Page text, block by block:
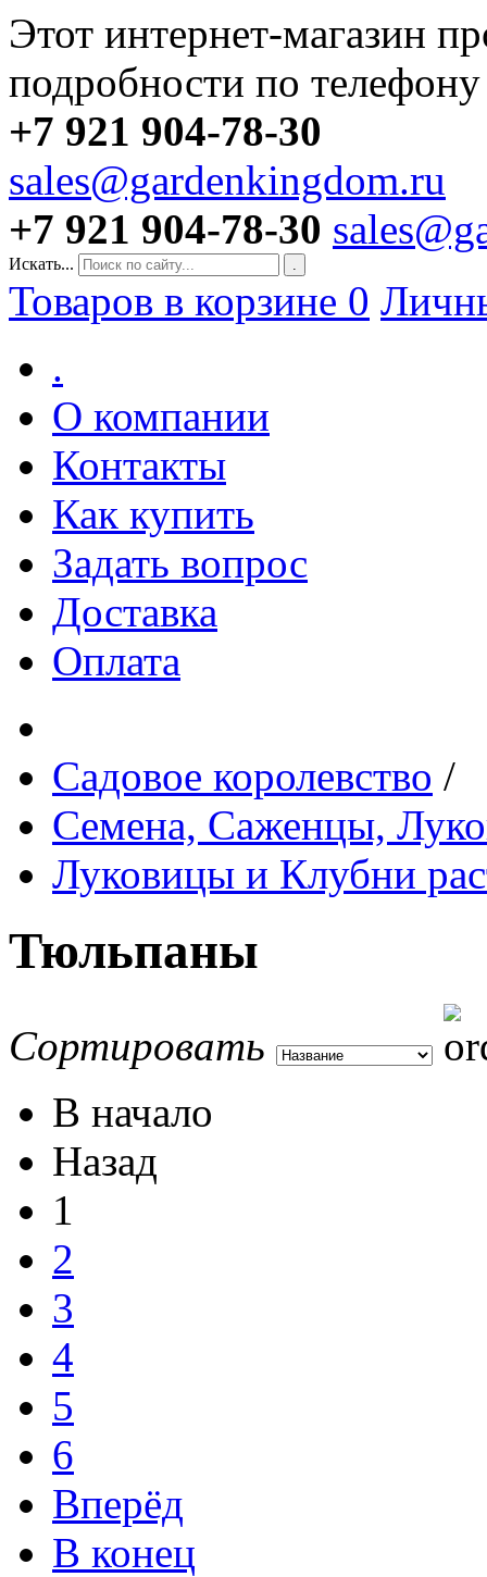
Этот интернет-магазин
подробности по телефону
+7 921 904-78-30
sales@gardenkingdom.ru
+7 921 904-78-30
Искать... .
Товаров в корзине 0
.
О компании
Контакты
Как купить
Задать вопрос
Доставка
Оплата
Садовое королевство /
Семена, Саженцы,
Луковицы и Клубни
Тюльпаны
Сортировать
В начало
Назад
1
2
3
4
5
6
Вперёд
В конец